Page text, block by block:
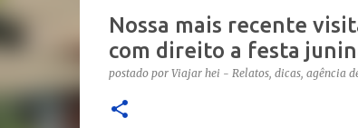
Nossa mais recente
com direito a festa
postado por Viajar hei - Relatos, dicas, agência